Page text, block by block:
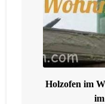
Holzofen im